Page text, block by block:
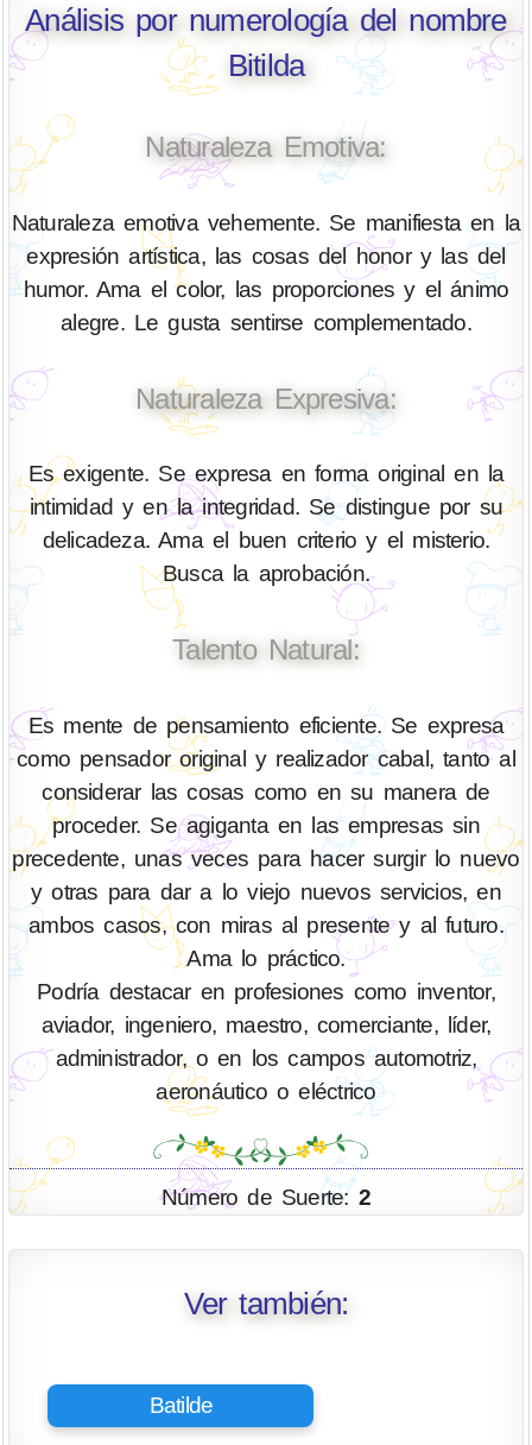
Análisis por numerología del nombre
Bitilda
Naturaleza Emotiva:
Naturaleza emotiva vehemente. Se manifiesta en la
expresión artística, las cosas del honor y las del
humor. Ama el color, las proporciones y el ánimo
alegre. Le gusta sentirse complementado.
Naturaleza Expresiva:
Es exigente. Se expresa en forma original en la
intimidad y en la integridad. Se distingue por su
delicadeza. Ama el buen criterio y el misterio.
Busca la aprobación.
Talento Natural:
Es mente de pensamiento eficiente. Se expresa
como pensador original y realizador cabal, tanto al
considerar las cosas como en su manera de
proceder. Se agiganta en las empresas sin
precedente, unas veces para hacer surgir lo nuevo
y otras para dar a lo viejo nuevos servicios, en
ambos casos, con miras al presente y al futuro.
Ama lo práctico.
Podría destacar en profesiones como inventor,
aviador, ingeniero, maestro, comerciante, líder,
administrador, o en los campos automotriz,
aeronáutico o eléctrico
Número de Suerte: 2
Ver también:
Batilde